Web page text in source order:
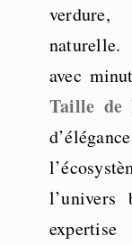
avec
Taille de
l’univers